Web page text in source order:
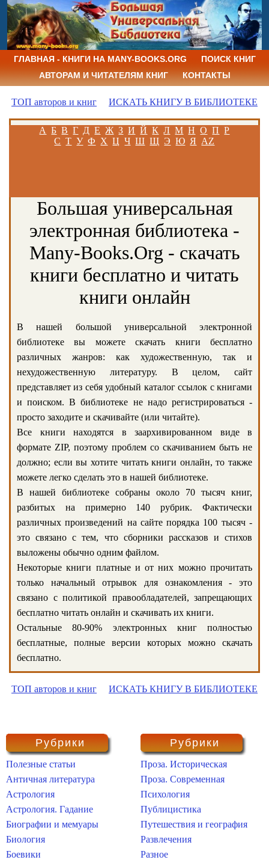
ГЛАВНАЯ - КНИГИ НА MANY-BOOKS.ORG
ПОИСК КНИГ
АВТОРАМ И ЧИТАТЕЛЯМ КНИГ
КОНТАКТЫ
ТОП авторов и книг ИСКАТЬ КНИГУ В БИБЛИОТЕКЕ
А Б В Г Д Е Ж З И Й К Л М Н О П Р
С Т У Ф Х Ц Ч Ш Щ Э Ю Я AZ
Большая универсальная
электронная библиотека -
Many-Books.Org - скачать
книги бесплатно и читать
книги онлайн
В нашей большой универсальной электронной
библиотеке вы можете скачать книги бесплатно
различных жанров: как художественную, так и
нехудожественную литературу. В целом, сайт
представляет из себя удобный каталог ссылок с книгами
и поиском. В библиотеке не надо регистрироваться -
просто заходите и скачивайте (или читайте).
Все книги находятся в заархивированном виде в
формате ZIP, поэтому проблем со скачиванием быть не
должно; если вы хотите читать книги онлайн, то также
можете легко сделать это в нашей библиотеке.
В нашей библиотеке собраны около 70 тысяч книг,
разбитых на примерно 140 рубрик. Фактически
различных произведений на сайте порядка 100 тысяч -
это связано с тем, что сборники рассказов и стихов
выложены обычно одним файлом.
Некоторые книги платные и от них можно прочитать
только начальный отрывок для ознакомления - это
связано с политикой правообладателей, запрещающих
бесплатно читать онлайн и скачивать их книги.
Остальные 80-90% электронных книг полностью
бесплатные, полные версии которых можно скачать
бесплатно.
ТОП авторов и книг ИСКАТЬ КНИГУ В БИБЛИОТЕКЕ
Рубрики
Полезные статьи
Античная литература
Астрология
Астрология. Гадание
Биографии и мемуары
Биология
Боевики
Рубрики
Проза. Историческая
Проза. Современная
Психология
Публицистика
Путешествия и география
Развлечения
Разное